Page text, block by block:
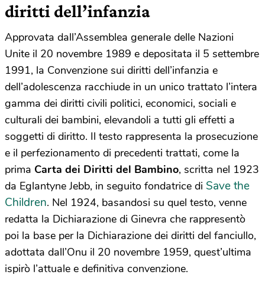
diritti dell’infanzia
Approvata dall’Assemblea generale delle Nazioni
Unite il 20 novembre 1989 e depositata il 5 settembre
1991, la Convenzione sui diritti dell’infanzia e
dell’adolescenza racchiude in un unico trattato l’intera
gamma dei diritti civili politici, economici, sociali e
culturali dei bambini, elevandoli a tutti gli effetti a
soggetti di diritto. Il testo rappresenta la prosecuzione
e il perfezionamento di precedenti trattati, come la
prima Carta dei Diritti del Bambino, scritta nel 1923
da Eglantyne Jebb, in seguito fondatrice di Save the
Children. Nel 1924, basandosi su quel testo, venne
redatta la Dichiarazione di Ginevra che rappresentò
poi la base per la Dichiarazione dei diritti del fanciullo,
adottata dall’Onu il 20 novembre 1959, quest’ultima
ispirò l’attuale e definitiva convenzione.